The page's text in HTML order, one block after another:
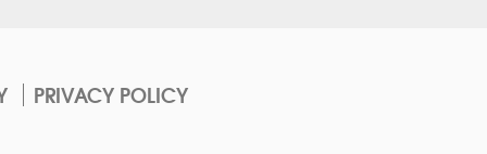
PRIVACY POLICY